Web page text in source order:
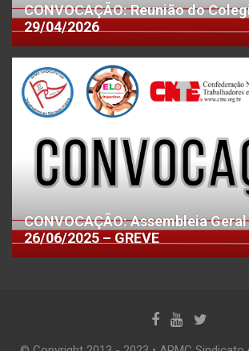
CONVOCAÇÃO: Reunião do
29/04/2026
CONVOCAÇÃO: Assembleia
26/06/2025 – GREVE